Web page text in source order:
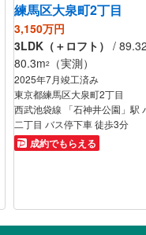
練馬区大泉町2丁目
3,150万円
3LDK（＋ロフト） /
80.3m2 （実測）
2025年7月竣工済み
東京都練馬区大泉町2丁目
西武池袋線 「石神井公園」駅
二丁目 バス停下車 徒歩3分
成約でもらえる